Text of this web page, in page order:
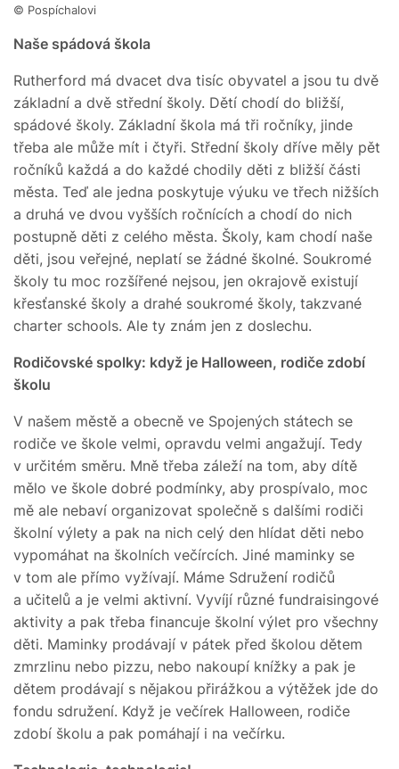
© Pospíchalovi
Naše spádová škola
Rutherford má dvacet dva tisíc obyvatel a jsou tu dvě
základní a dvě střední školy. Dětí chodí do bližší,
spádové školy. Základní škola má tři ročníky, jinde
třeba ale může mít i čtyři. Střední školy dříve měly pět
ročníků každá a do každé chodily děti z bližší části
města. Teď ale jedna poskytuje výuku ve třech nižších
a druhá ve dvou vyšších ročnících a chodí do nich
postupně děti z celého města. Školy, kam chodí naše
děti, jsou veřejné, neplatí se žádné školné. Soukromé
školy tu moc rozšířené nejsou, jen okrajově existují
křesťanské školy a drahé soukromé školy, takzvané
charter schools. Ale ty znám jen z doslechu.
Rodičovské spolky: když je Halloween, rodiče zdobí
školu
V našem městě a obecně ve Spojených státech se
rodiče ve škole velmi, opravdu velmi angažují. Tedy
v určitém směru. Mně třeba záleží na tom, aby dítě
mělo ve škole dobré podmínky, aby prospívalo, moc
mě ale nebaví organizovat společně s dalšími rodiči
školní výlety a pak na nich celý den hlídat děti nebo
vypomáhat na školních večírcích. Jiné maminky se
v tom ale přímo vyžívají. Máme Sdružení rodičů
a učitelů a je velmi aktivní. Vyvíjí různé fundraisingové
aktivity a pak třeba financuje školní výlet pro všechny
děti. Maminky prodávají v pátek před školou dětem
zmrzlinu nebo pizzu, nebo nakoupí knížky a pak je
dětem prodávají s nějakou přirážkou a výtěžek jde do
fondu sdružení. Když je večírek Halloween, rodiče
zdobí školu a pak pomáhají i na večírku.